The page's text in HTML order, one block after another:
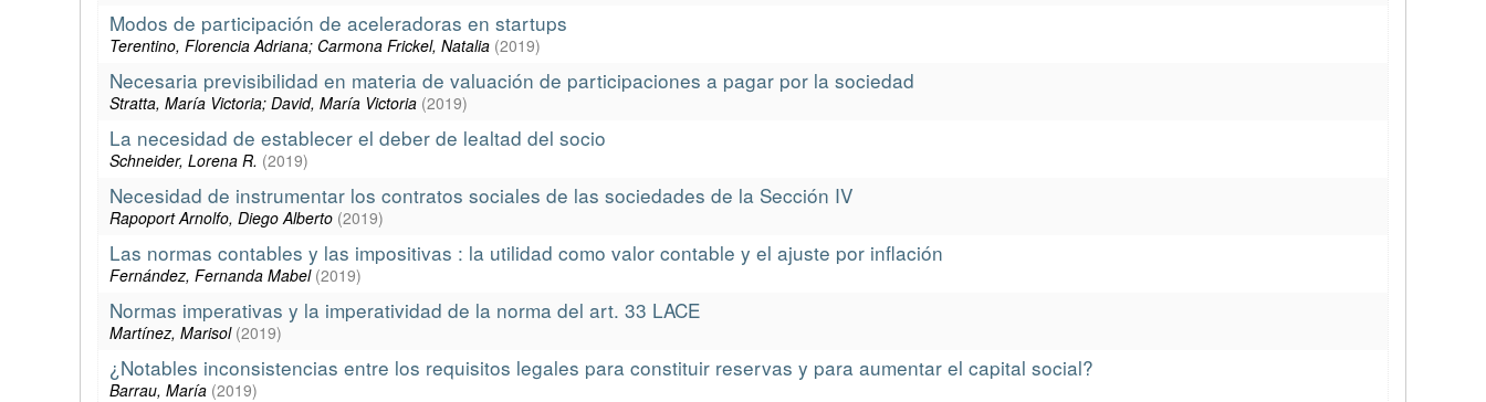
Modos de participación de aceleradoras en startups
Terentino, Florencia Adriana; Carmona Frickel, Natalia (2019)
Necesaria previsibilidad en materia de valuación de participaciones a pagar por la sociedad
Stratta, María Victoria; David, María Victoria (2019)
La necesidad de establecer el deber de lealtad del socio
Schneider, Lorena R. (2019)
Necesidad de instrumentar los contratos sociales de las sociedades de la Sección IV
Rapoport Arnolfo, Diego Alberto (2019)
Las normas contables y las impositivas : la utilidad como valor contable y el ajuste por inflación
Fernández, Fernanda Mabel (2019)
Normas imperativas y la imperatividad de la norma del art. 33 LACE
Martínez, Marisol (2019)
¿Notables inconsistencias entre los requisitos legales para constituir reservas y para aumentar el capital social?
Barrau, María (2019)